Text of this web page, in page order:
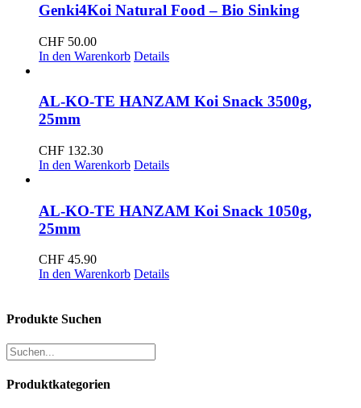
Genki4Koi Natural Food – Bio Sinking
CHF 50.00
In den Warenkorb Details
AL-KO-TE HANZAM Koi Snack 3500g,
25mm
CHF 132.30
In den Warenkorb Details
AL-KO-TE HANZAM Koi Snack 1050g,
25mm
CHF 45.90
In den Warenkorb Details
Produkte Suchen
Produktkategorien